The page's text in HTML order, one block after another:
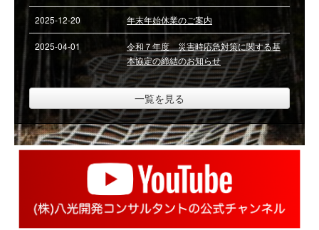
資格者一覧
ごあいさつ
求人
2025-12-20 年末年始休業のご案内
2025-04-01
令和７年度 災害時応急対策に関する基
本協定の締結のお知らせ
一覧を見る